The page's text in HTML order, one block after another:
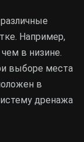
Например,
в низине.
выборе места
в
дренажа